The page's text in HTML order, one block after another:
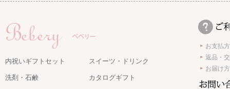
内祝いギフトセット
スイーツ・ドリンク
洗剤・石鹸
カタログギフト
お支払
返品・
お届け